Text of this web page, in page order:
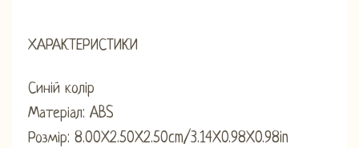
ХАРАКТЕРИСТИКИ
Синій колір
Матеріал: ABS
Розмір: 8.00X2.50X2.50cm/3.14X0.98X0.98in